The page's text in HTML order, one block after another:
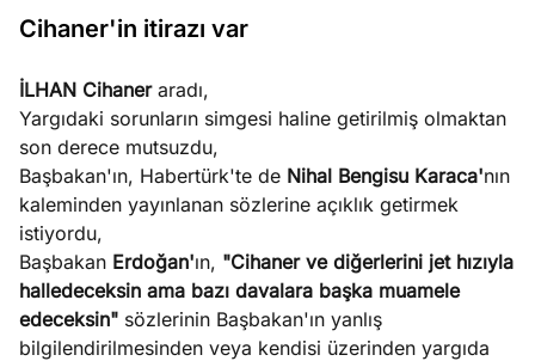
6, 2026
yasalar
Ağustos
5, 2026
stok
caiz
Köşe
Yazıları
Spor
Yazıları
Yazıları
Cihaner'in itirazı var
İLHAN Cihaner aradı,
Yargıdaki sorunların simgesi haline getirilmiş olmaktan
son derece mutsuzdu,
Başbakan'ın, Habertürk'te de Nihal Bengisu Karaca'nın
kaleminden yayınlanan sözlerine açıklık getirmek
istiyordu,
Başbakan Erdoğan'ın, "Cihaner ve diğerlerini jet hızıyla
halledeceksin ama bazı davalara başka muamele
edeceksin" sözlerinin Başbakan'ın yanlış
bilgilendirilmesinden veya kendisi üzerinden yargıda